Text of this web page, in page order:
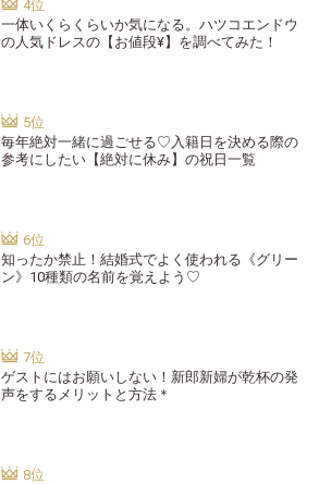
一体いくらくらいか気になる。ハツコエンドウ
の人気ドレスの【お値段¥】を調べてみた！
毎年絶対一緒に過ごせる♡入籍日を決める際の
参考にしたい【絶対に休み】の祝日一覧
知ったか禁止！結婚式でよく使われる《グリー
ン》10種類の名前を覚えよう♡
ゲストにはお願いしない！新郎新婦が乾杯の発
声をするメリットと方法＊